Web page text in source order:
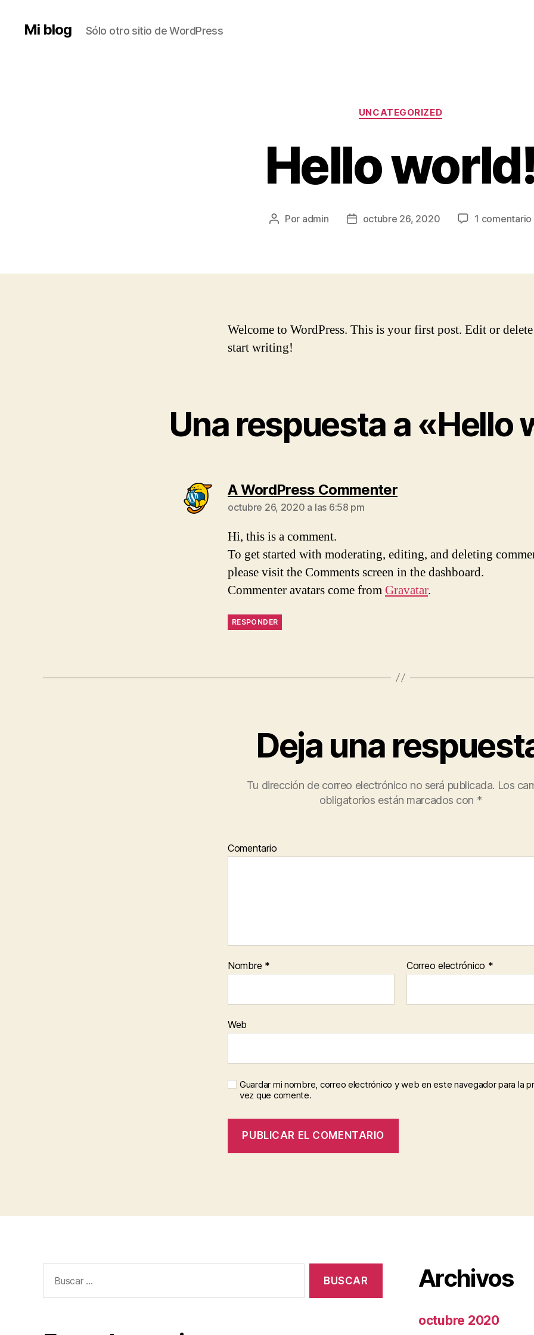
Mi blog Sólo otro sitio de WordPress
Categorías
UNCATEGORIZED
Hello world!
Autor
Por admin
Fechaoctubre 26, 2020 1 comentario
Welcome to WordPress. This is your first post. Edit or
start writing!
Una respuesta a «Hello
A WordPress Commenterdice:
octubre 26, 2020 a las 6:58 pm
Hi, this is a comment.
To get started with moderating, editing, and deleting
please visit the Comments screen in the dashboard.
Commenter avatars come from Gravatar.
RESPONDER
Deja una
Tu dirección de correo electrónico no será publicada. Los
obligatorios están marcados con *
Comentario
Nombre * Correo electrónico *
Web
Guardar mi nombre, correo electrónico y web en este navegador para la
vez que comente.
Archivos
octubre 2020